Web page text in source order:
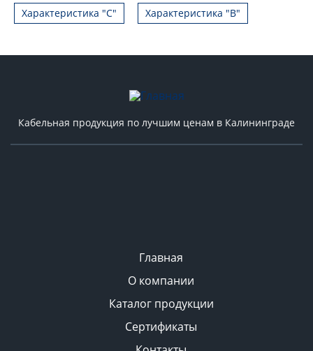
Характеристика "С" Характеристика "B"
Кабельная продукция по лучшим ценам в Калининграде
Главная
О компании
Каталог продукции
Сертификаты